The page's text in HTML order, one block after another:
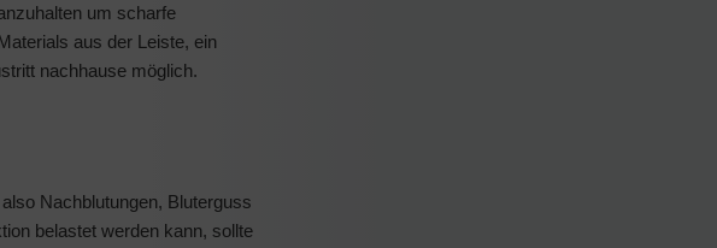
um scharfe
aus der Leiste, ein
nachhause möglich.
Nachblutungen, Bluterguss
belastet werden kann, sollte